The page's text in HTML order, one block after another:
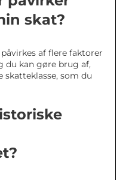
skat?
af flere faktorer
du kan gøre brug af,
skatteklasse, som du